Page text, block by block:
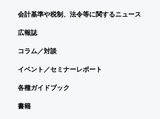
会計基準や税制、法令等に関するニュース
広報誌
コラム／対談
イベント／セミナーレポート
各種ガイドブック
書籍